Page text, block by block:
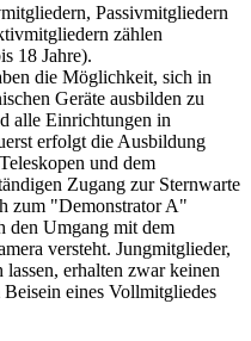
Passivmitgliedern
zählen
18 Jahre).
die Möglichkeit, sich in
Geräte ausbilden zu
alle Einrichtungen in
erfolgt die Ausbildung
und dem
Zugang zur Sternwarte
zum "Demonstrator A"
den Umgang mit dem
versteht. Jungmitglieder,
erhalten zwar keinen
eines Vollmitgliedes